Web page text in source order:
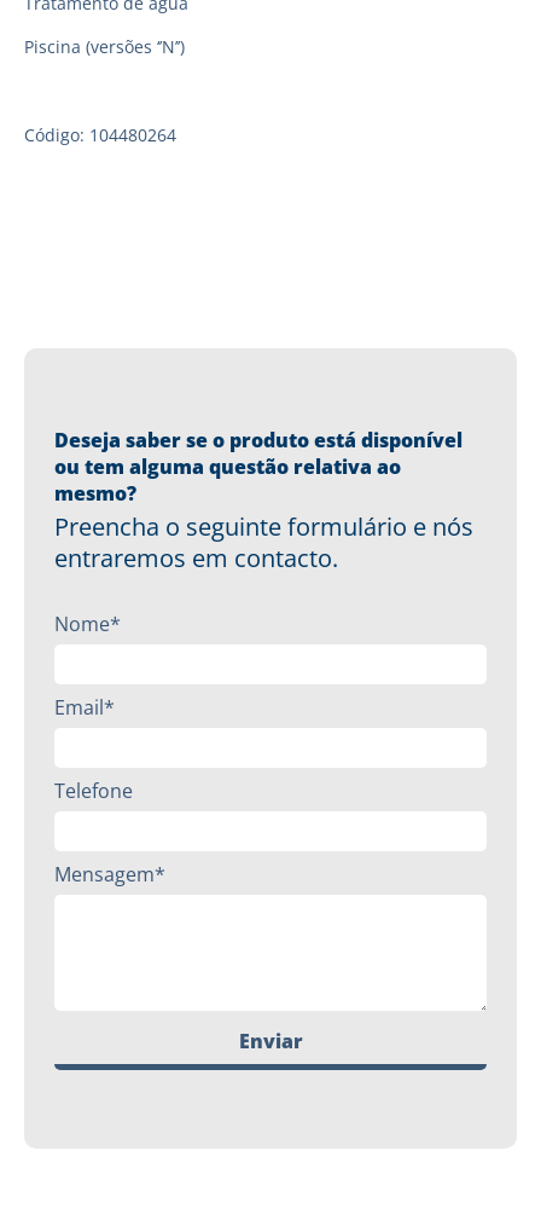
Piscina (versões ‘’N’’)
Código: 104480264
Deseja saber se o produto está disponível
ou tem alguma questão relativa ao
mesmo?
Preencha o seguinte formulário e nós
entraremos em contacto.
Nome*
Email*
Telefone
Mensagem*
Enviar